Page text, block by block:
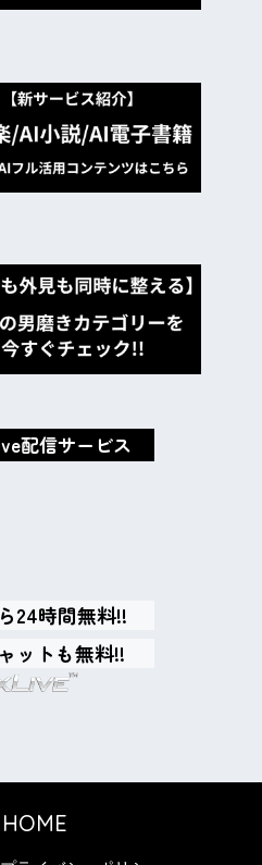
oxMISAox
配信サービス
24時間無料!!
ットも無料!!